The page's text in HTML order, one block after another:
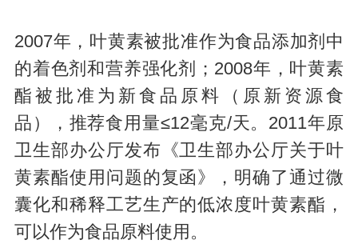
2007年，叶黄素被批准作为食品添加剂中
的着色剂和营养强化剂；2008年，叶黄素
酯被批准为新食品原料（原新资源食
品），推荐食用量≤12毫克/天。2011年原
卫生部办公厅发布《卫生部办公厅关于叶
黄素酯使用问题的复函》，明确了通过微
囊化和稀释工艺生产的低浓度叶黄素酯，
可以作为食品原料使用。